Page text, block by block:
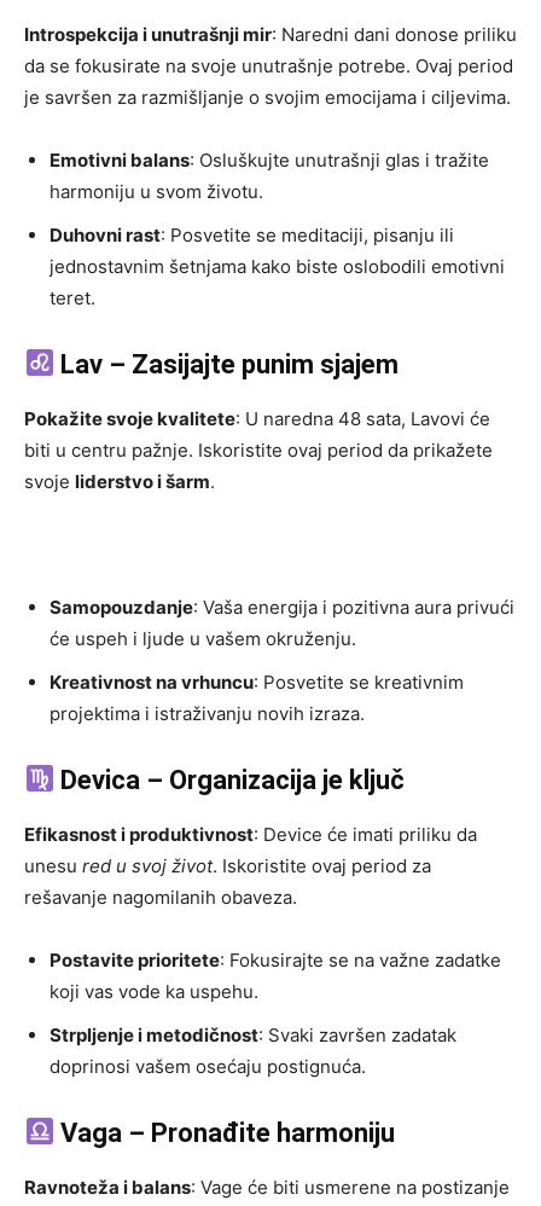
Introspekcija i unutrašnji mir: Naredni dani donose priliku
da se fokusirate na svoje unutrašnje potrebe. Ovaj period
je savršen za razmišljanje o svojim emocijama i ciljevima.
Emotivni balans: Osluškujte unutrašnji glas i tražite
harmoniju u svom životu.
Duhovni rast: Posvetite se meditaciji, pisanju ili
jednostavnim šetnjama kako biste oslobodili emotivni
teret.
Lav – Zasijajte punim sjajem
Pokažite svoje kvalitete: U naredna 48 sata, Lavovi će
biti u centru pažnje. Iskoristite ovaj period da prikažete
svoje liderstvo i šarm.
Samopouzdanje: Vaša energija i pozitivna aura privući
će uspeh i ljude u vašem okruženju.
Kreativnost na vrhuncu: Posvetite se kreativnim
projektima i istraživanju novih izraza.
Devica – Organizacija je ključ
Efikasnost i produktivnost: Device će imati priliku da
unesu red u svoj život. Iskoristite ovaj period za
rešavanje nagomilanih obaveza.
Postavite prioritete: Fokusirajte se na važne zadatke
koji vas vode ka uspehu.
Strpljenje i metodičnost: Svaki završen zadatak
doprinosi vašem osećaju postignuća.
Vaga – Pronađite harmoniju
Ravnoteža i balans: Vage će biti usmerene na postizanje